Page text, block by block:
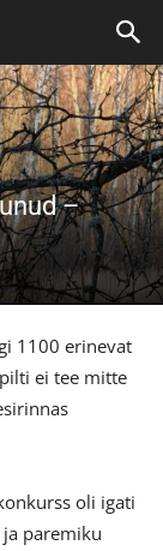
–
1100 erinevat
ei tee mitte
oli igati
paremiku